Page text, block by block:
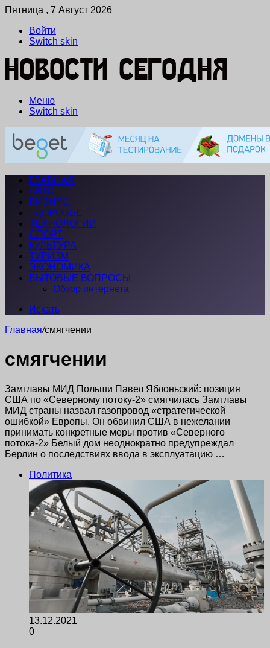
Пятница , 7 Август 2026
Войти
Switch skin
Меню
Switch skin
ГЛАВНАЯ
АВТО
БИЗНЕС
ЗДОРОВЬЕ
ТЕХНОЛОГИИ
СПОРТ
КУЛЬТУРА
ТУРИЗМ
ЭКОНОМИКА
БЫТОВЫЕ ВОПРОСЫ
Обзор интернета
Искать
Главная/смягчении
смягчении
Замглавы МИД Польши Павел Яблоньский: позиция
США по «Северному потоку-2» смягчилась Замглавы
МИД страны назвал газопровод «стратегической
ошибкой» Европы. Он обвинил США в нежелании
принимать конкретные меры против «Северного
потока-2» Белый дом неоднократно предупреждал
Берлин о последствиях ввода в эксплуатацию …
Политика
13.12.2021
0